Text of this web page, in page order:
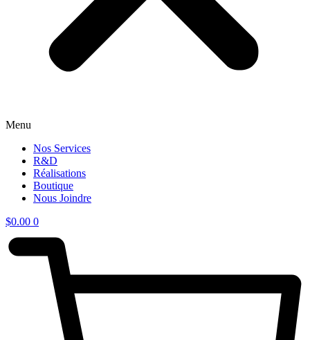
Menu
Nos Services
R&D
Réalisations
Boutique
Nous Joindre
$0.00 0